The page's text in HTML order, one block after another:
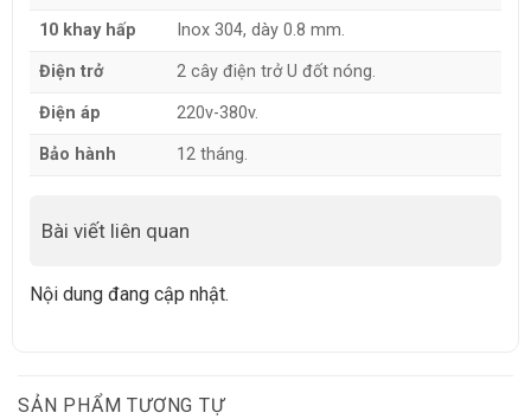
10 khay hấp Inox 304, dày 0.8 mm.
Điện trở 2 cây điện trở U đốt nóng.
Điện áp 220v-380v.
Bảo hành 12 tháng.
Bài viết liên quan
Nội dung đang cập nhật.
SẢN PHẨM TƯƠNG TỰ